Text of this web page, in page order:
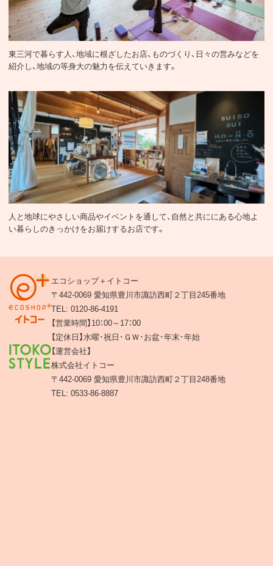
ヒト・コト・モノ
東三河で暮らす人、地域に根ざしたお店、ものづくり、日々の営みなどを
紹介し、地域の等身大の魅力を伝えていきます。
エコショップ
人と地球にやさしい商品やイベントを通して、自然と共ににある心地よ
い暮らしのきっかけをお届けするお店です。
エコショップ＋イトコー
〒442-0069 愛知県豊川市諏訪西町２丁目245番地
TEL: 0120-86-4191
【営業時間】10：00～17：00
【定休日】水曜･祝日･ＧＷ･お盆･年末･年始
【運営会社】
株式会社イトコー
〒442-0069 愛知県豊川市諏訪西町２丁目248番地
TEL: 0533-86-8887